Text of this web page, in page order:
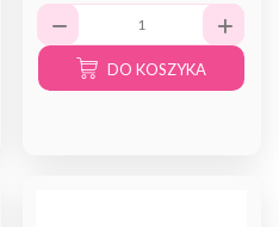
DO KOSZYKA